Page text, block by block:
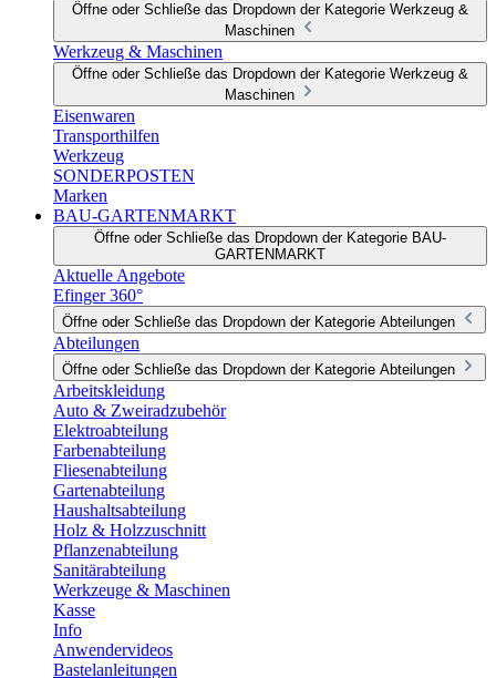
Öffne oder Schließe das Dropdown der Kategorie Werkzeug &
Maschinen
Werkzeug & Maschinen
Öffne oder Schließe das Dropdown der Kategorie Werkzeug &
Maschinen
Eisenwaren
Transporthilfen
Werkzeug
SONDERPOSTEN
Marken
BAU-GARTENMARKT
Öffne oder Schließe das Dropdown der Kategorie BAU-
GARTENMARKT
Aktuelle Angebote
Efinger 360°
Öffne oder Schließe das Dropdown der Kategorie Abteilungen
Abteilungen
Öffne oder Schließe das Dropdown der Kategorie Abteilungen
Arbeitskleidung
Auto & Zweiradzubehör
Elektroabteilung
Farbenabteilung
Fliesenabteilung
Gartenabteilung
Haushaltsabteilung
Holz & Holzzuschnitt
Pflanzenabteilung
Sanitärabteilung
Werkzeuge & Maschinen
Kasse
Info
Anwendervideos
Bastelanleitungen